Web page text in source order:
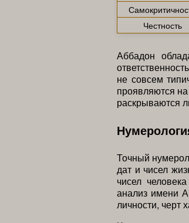
Честность
Аббадон
не совсем
проявляются
раскрываются
Точный
дат и чисел
чисел
анализ имени
личности, черт